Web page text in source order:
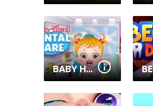
BABY HAZEL DENTAL CARE